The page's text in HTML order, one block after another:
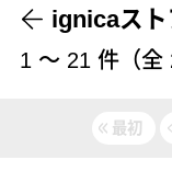
ignicaスト
1 〜 21 件（全
最初